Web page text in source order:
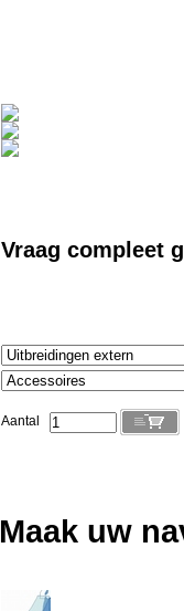
Vraag compleet
Aantal
Maak uw